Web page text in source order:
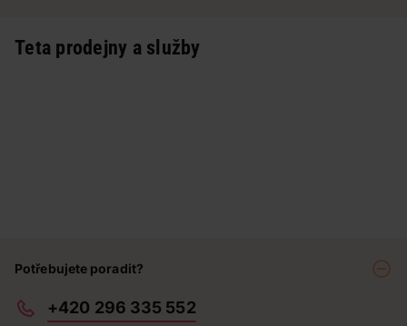
Teta prodejny a služby
Potřebujete poradit?
+420 296 335 552